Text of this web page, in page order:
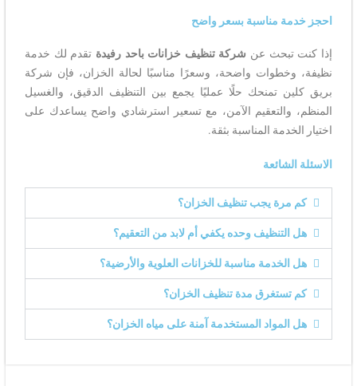
احجز خدمة مناسبة بسعر واضح
إذا كنت تبحث عن شركة تنظيف خزانات باحد رفيدة تقدم لك خدمة
نظيفة، وخطوات واضحة، وسعرًا مناسبًا لحالة الخزان، فإن شركة
بريق كلين تمنحك حلًا عمليًا يجمع بين التنظيف الدقيق، والغسيل
المنظم، والتعقيم الآمن، مع تسعير استرشادي واضح يساعدك على
اختيار الخدمة المناسبة بثقة.
الاسئلة الشائعة
كم مرة يجب تنظيف الخزان؟
هل التنظيف وحده يكفي أم لابد من التعقيم؟
هل الخدمة مناسبة للخزانات العلوية والأرضية؟
كم تستغرق مدة تنظيف الخزان؟
هل المواد المستخدمة آمنة على مياه الخزان؟